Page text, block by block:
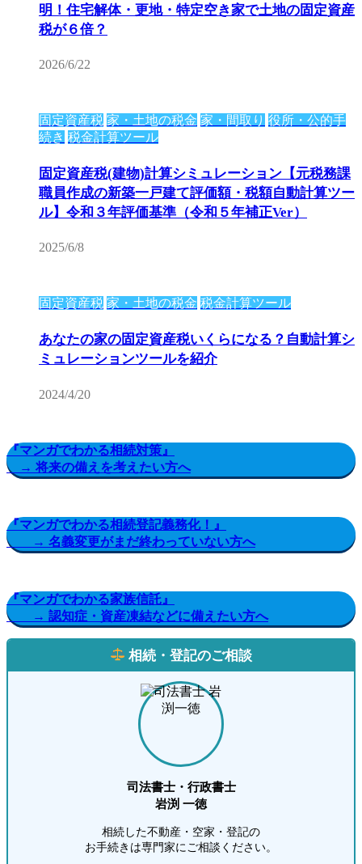
明！住宅解体・更地・特定空き家で土地の固定資産
税が６倍？
2026/6/22
固定資産税 家・土地の税金 家・間取り 役所・公的手
続き 税金計算ツール
固定資産税(建物)計算シミュレーション【元税務課
職員作成の新築一戸建て評価額・税額自動計算ツー
ル】令和３年評価基準（令和５年補正Ver）
2025/6/8
固定資産税 家・土地の税金 税金計算ツール
あなたの家の固定資産税いくらになる？自動計算シ
ミュレーションツールを紹介
2024/4/20
『マンガでわかる相続対策』
→ 将来の備えを考えたい方へ
『マンガでわかる相続登記義務化！』
→ 名義変更がまだ終わっていない方へ
『マンガでわかる家族信託』
→ 認知症・資産凍結などに備えたい方へ
相続・登記のご相談
司法書士・行政書士
岩渕 一徳
相続した不動産・空家・登記の
お手続きは専門家にご相談ください。